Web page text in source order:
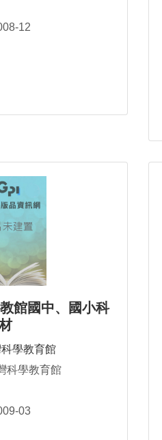
12
館國中、國小科
學教育館
科學教育館
03